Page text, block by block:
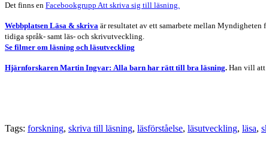
Det finns en Facebookgrupp Att skriva sig till läsning.
Webbplatsen Läsa & skriva är resultatet av ett samarbete mellan
tidiga språk- samt läs- och skrivutveckling.
Se filmer om läsning och läsutveckling
Hjärnforskaren Martin Ingvar: Alla barn har rätt till bra läsning. Han vill att
Tags: forskning, skriva till läsning, läsförståelse, läsutveckling, läsa,